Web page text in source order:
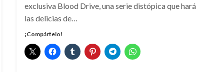
exclusiva Blood Drive, una serie distópica que hará
las delicias de…
¡Compártelo!